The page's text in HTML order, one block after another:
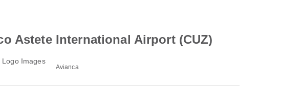
Astete International Airport (CUZ)
Avianca